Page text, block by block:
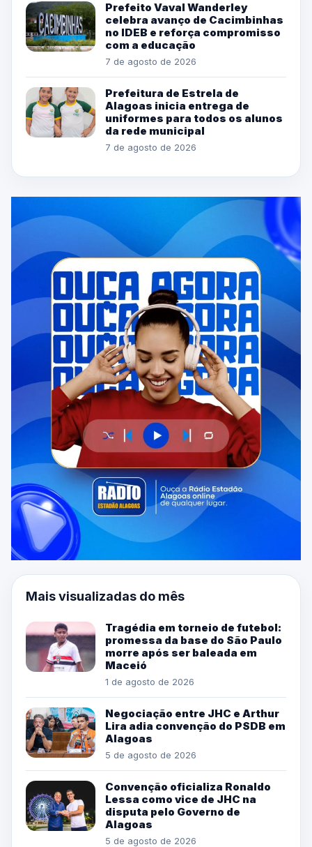
Prefeito Vaval Wanderley
celebra avanço de Cacimbinhas
no IDEB e reforça compromisso
com a educação
7 de agosto de 2026
Prefeitura de Estrela de
Alagoas inicia entrega de
uniformes para todos os alunos
da rede municipal
7 de agosto de 2026
Mais visualizadas do mês
Tragédia em torneio de futebol:
promessa da base do São Paulo
morre após ser baleada em
Maceió
1 de agosto de 2026
Negociação entre JHC e Arthur
Lira adia convenção do PSDB em
Alagoas
5 de agosto de 2026
Convenção oficializa Ronaldo
Lessa como vice de JHC na
disputa pelo Governo de
Alagoas
5 de agosto de 2026